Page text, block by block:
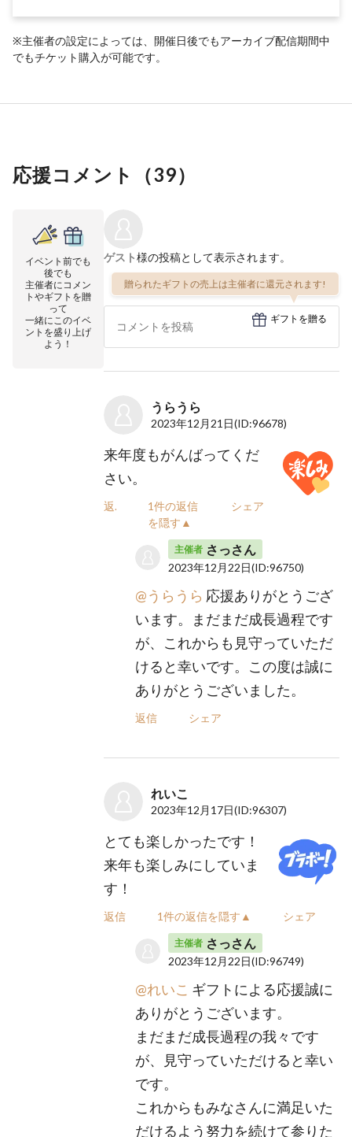
※主催者の設定によっては、開催日後でもアーカイブ配信期間中
でもチケット購入が可能です。
応援コメント（39）
イベント前でも
後でも
主催者にコメン
トやギフトを贈
って
一緒にこのイベ
ントを盛り上げ
よう！
ゲスト様の投稿として表示されます。
贈られたギフトの売上は主催者に還元されます!
ギフトを贈る
うらうら
2023年12月21日(ID:96678)
来年度もがんばってくだ
さい。
返信
1件の返信
を隠す▲
シェア
主催者 さっさん
2023年12月22日(ID:96750)
@うらうら 応援ありがとうござ
います。まだまだ成長過程です
が、これからも見守っていただ
けると幸いです。この度は誠に
ありがとうございました。
返信 シェア
れいこ
2023年12月17日(ID:96307)
とても楽しかったです！
来年も楽しみにしていま
す！
返信 1件の返信を隠す▲ シェア
主催者 さっさん
2023年12月22日(ID:96749)
@れいこ ギフトによる応援誠に
ありがとうございます。
まだまだ成長過程の我々です
が、見守っていただけると幸い
です。
これからもみなさんに満足いた
だけるよう努力を続けて参りた